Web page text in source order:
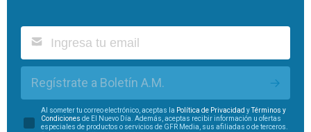
Regístrate a Boletín A.M.
Al someter tu correo electrónico, aceptas la Política de Privacidad yTérminos y
Condiciones de El Nuevo Día. Además, aceptas recibir información u ofertas
especiales de productos o servicios de GFR Media, sus afiliadas o de terceros.